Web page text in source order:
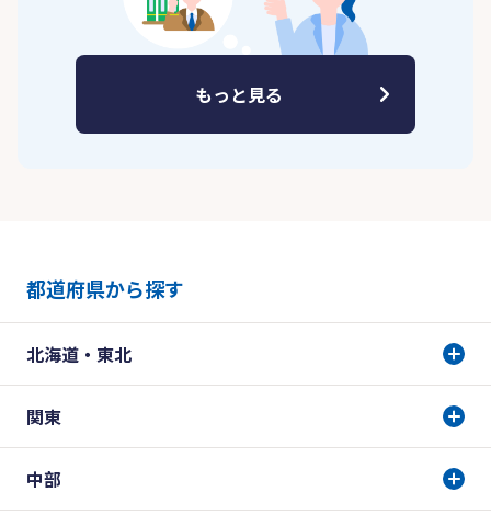
もっと見る
都道府県から探す
北海道・東北
関東
中部